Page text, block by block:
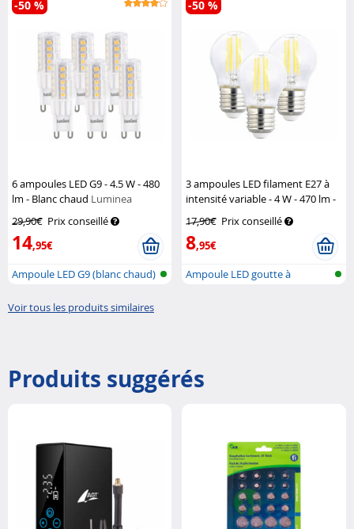
6 ampoules LED G9 - 4.5 W - 480
lm - Blanc chaud Luminea
29,90€ Prix conseillé
14,95€
-50 %
Ampoule LED G9 (blanc chaud)
3 ampoules LED filament E27 à
intensité variable - 4 W - 470 lm -
17,90€ Prix conseillé
8,95€
-50 %
Ampoule LED goutte à
Voir tous les produits similaires
Produits suggérés